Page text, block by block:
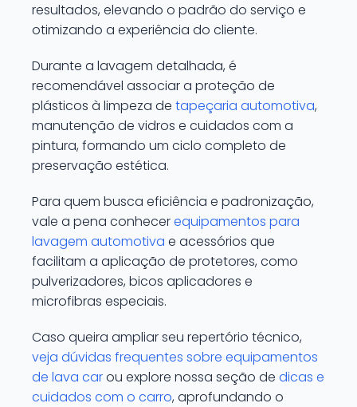
resultados, elevando o padrão do serviço e
otimizando a experiência do cliente.
Durante a lavagem detalhada, é
recomendável associar a proteção de
plásticos à limpeza de tapeçaria automotiva,
manutenção de vidros e cuidados com a
pintura, formando um ciclo completo de
preservação estética.
Para quem busca eficiência e padronização,
vale a pena conhecerequipamentos para
lavagem automotiva e acessórios que
facilitam a aplicação de protetores, como
pulverizadores, bicos aplicadores e
microfibras especiais.
Caso queira ampliar seu repertório técnico,
veja dúvidas frequentes sobre equipamentos
de lava carou explore nossa seção de dicas e
cuidados com o carro, aprofundando o